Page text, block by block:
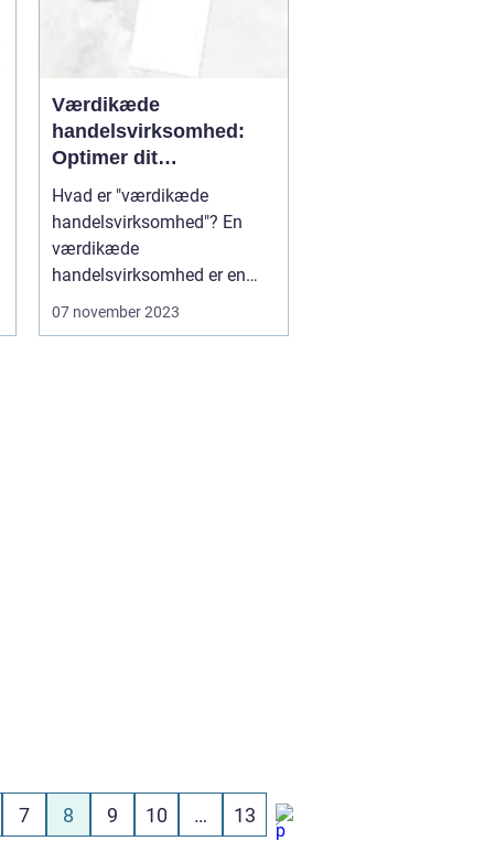
Værdikæde
handelsvirksomhed:
Optimer dit
forsyningsnetværk for
øget effektivitet og
værdiskabelse
Hvad er "værdikæde
handelsvirksomhed"? En
værdikæde
handelsvirksomhed er en
forretningsmodel, der f...
07 november 2023
7 8 9 10 … 13